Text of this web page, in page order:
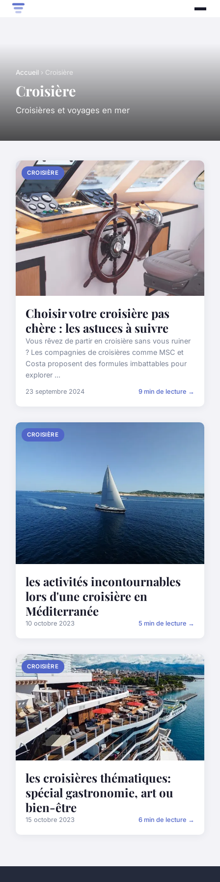
Accueil › Croisière
Croisière
Croisières et voyages en mer
CROISIÈRE
Choisir votre croisière pas
chère : les astuces à suivre
Vous rêvez de partir en croisière sans vous ruiner
? Les compagnies de croisières comme MSC et
Costa proposent des formules imbattables pour
explorer ...
23 septembre 2024 9 min de lecture →
CROISIÈRE
les activités incontournables
lors d'une croisière en
Méditerranée
10 octobre 2023 5 min de lecture →
CROISIÈRE
les croisières thématiques:
spécial gastronomie, art ou
bien-être
15 octobre 2023 6 min de lecture →